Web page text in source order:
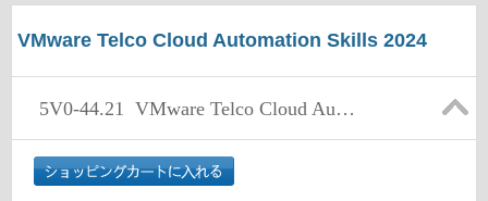
VMware Telco Cloud Automation Skills 2024
5V0-44.21 VMware Telco Cloud Automation Skills